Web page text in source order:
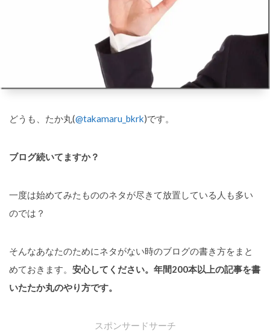
どうも、たか丸(@takamaru_bkrk)です。
ブログ続いてますか？
一度は始めてみたもののネタが尽きて放置している人も多い
のでは？
そんなあなたのためにネタがない時のブログの書き方をまと
めておきます。 安心してください。年間200本以上の記事を書
いたたか丸のやり方です。
スポンサードサーチ